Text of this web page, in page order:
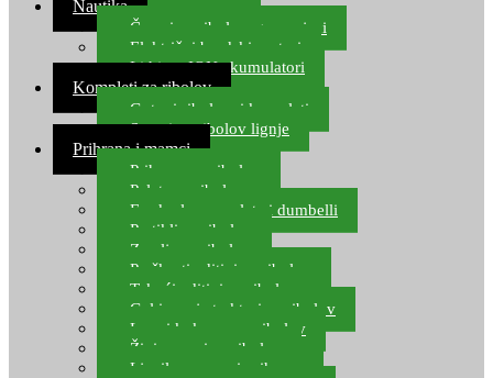
Nautika
Čamci za ribolov, gumenjaci
Električni brodski motori
Lithium ION akumulatori
Kompleti za ribolov
Gotovi ribolovni kompleti
Setovi za ribolov lignje
Prihrana i mamci
Prihrana za ribolov
Pelete za ribolov
Feeder lovne pelete i dumbelli
Partikli za ribolov
Zemlja za ribolov
Praškasti aditivi za ribolov
Tekući aditivi za ribolov
Gel i sprej atraktori za ribolov
Lovni kukuruz za ribolov
Živi mamci za ribolov
Ljepilo za crve i prihranu